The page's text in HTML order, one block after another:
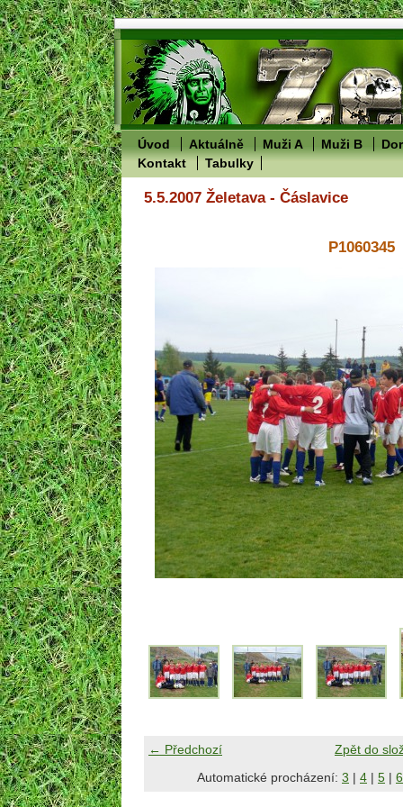
Úvod Aktuálně Muži A Muži B
Kontakt
Tabulky
5.5.2007 Želetava - Čáslavice
P1060345
← Předchozí
Zpět do
Automatické procházení: 3 | 4 | 5 | 6